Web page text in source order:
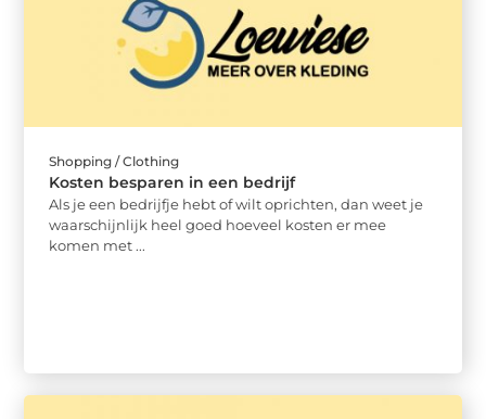
Shopping / Clothing
Kosten besparen in een bedrijf
Als je een bedrijfje hebt of wilt oprichten, dan weet je
waarschijnlijk heel goed hoeveel kosten er mee
komen met ...